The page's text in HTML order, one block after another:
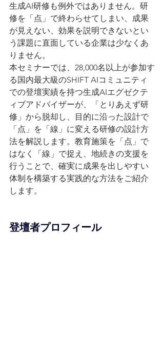
生成AI研修も例外ではありません。研
修を「点」で終わらせてしまい、成果
が見えない、効果を説明できないとい
う課題に直面している企業は少なくあ
りません。
本セミナーでは、28,000名以上が参加す
る国内最大級のSHIFT AIコミュニティ
での登壇実績を持つ生成AIエグゼクテ
ィブアドバイザーが、「とりあえず研
修」から脱却し、目的に沿った設計で
「点」を「線」に変える研修の設計方
法を解説します。教育施策を「点」で
はなく「線」で捉え、地続きの支援を
行うことで、確実に成果を出しやすい
体制を構築する実践的な方法をご紹介
します。
登壇者プロフィール